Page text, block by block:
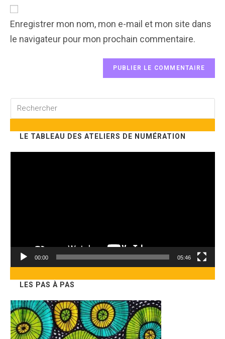
comment
URL
(optional)
Enregistrer mon nom, mon e-mail et mon site dans
le navigateur pour mon prochain commentaire.
Rechercher
siteLE TABLEAU DES ATELIERS DE NUMÉRATION
00:00 05:46
LES PAS À PAS